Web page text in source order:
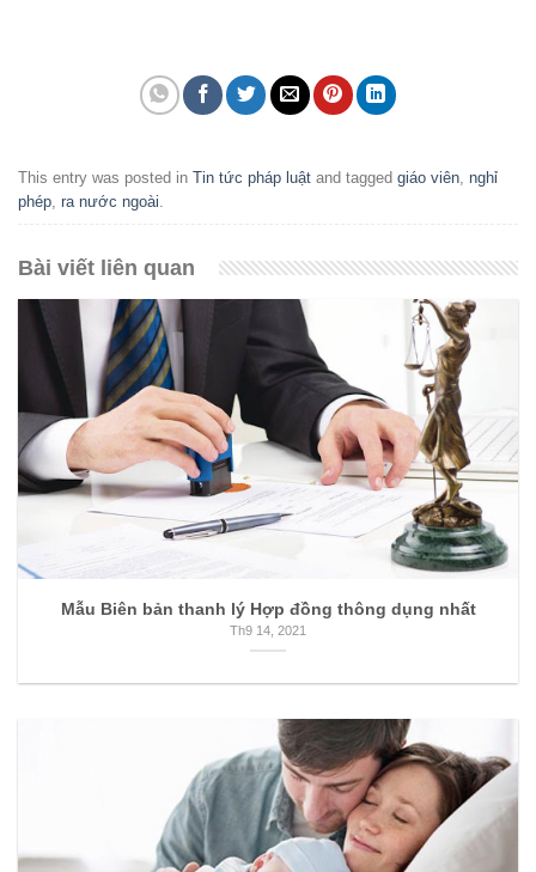
This entry was posted in Tin tức pháp luật and tagged giáo viên, nghỉ
phép, ra nước ngoài.
Bài viết liên quan
Mẫu Biên bản thanh lý Hợp đồng thông dụng nhất
Th9 14, 2021